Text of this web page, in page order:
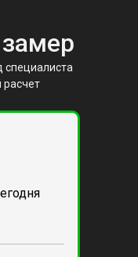
специалиста
расчет